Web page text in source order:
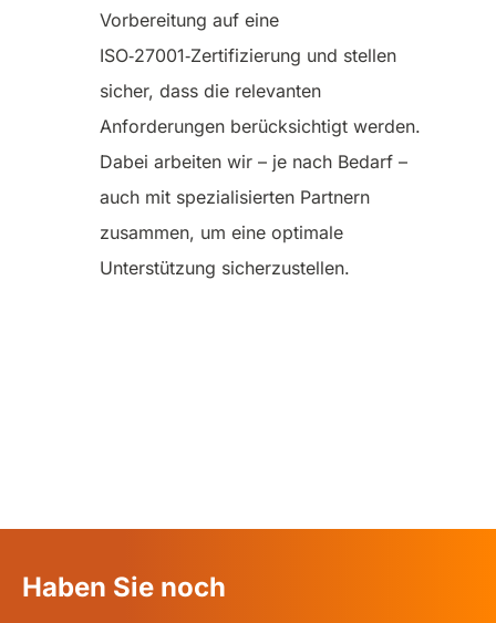
Vorbereitung auf eine
ISO‑27001‑Zertifizierung und stellen
sicher, dass die relevanten
Anforderungen berücksichtigt werden.
Dabei arbeiten wir – je nach Bedarf –
auch mit spezialisierten Partnern
zusammen, um eine optimale
Unterstützung sicherzustellen.
Haben Sie noch